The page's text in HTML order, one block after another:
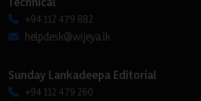
+94 112 479 882
helpdesk@wijeya.lk
Sunday Lankadeepa Editorial
+94 112 479 260